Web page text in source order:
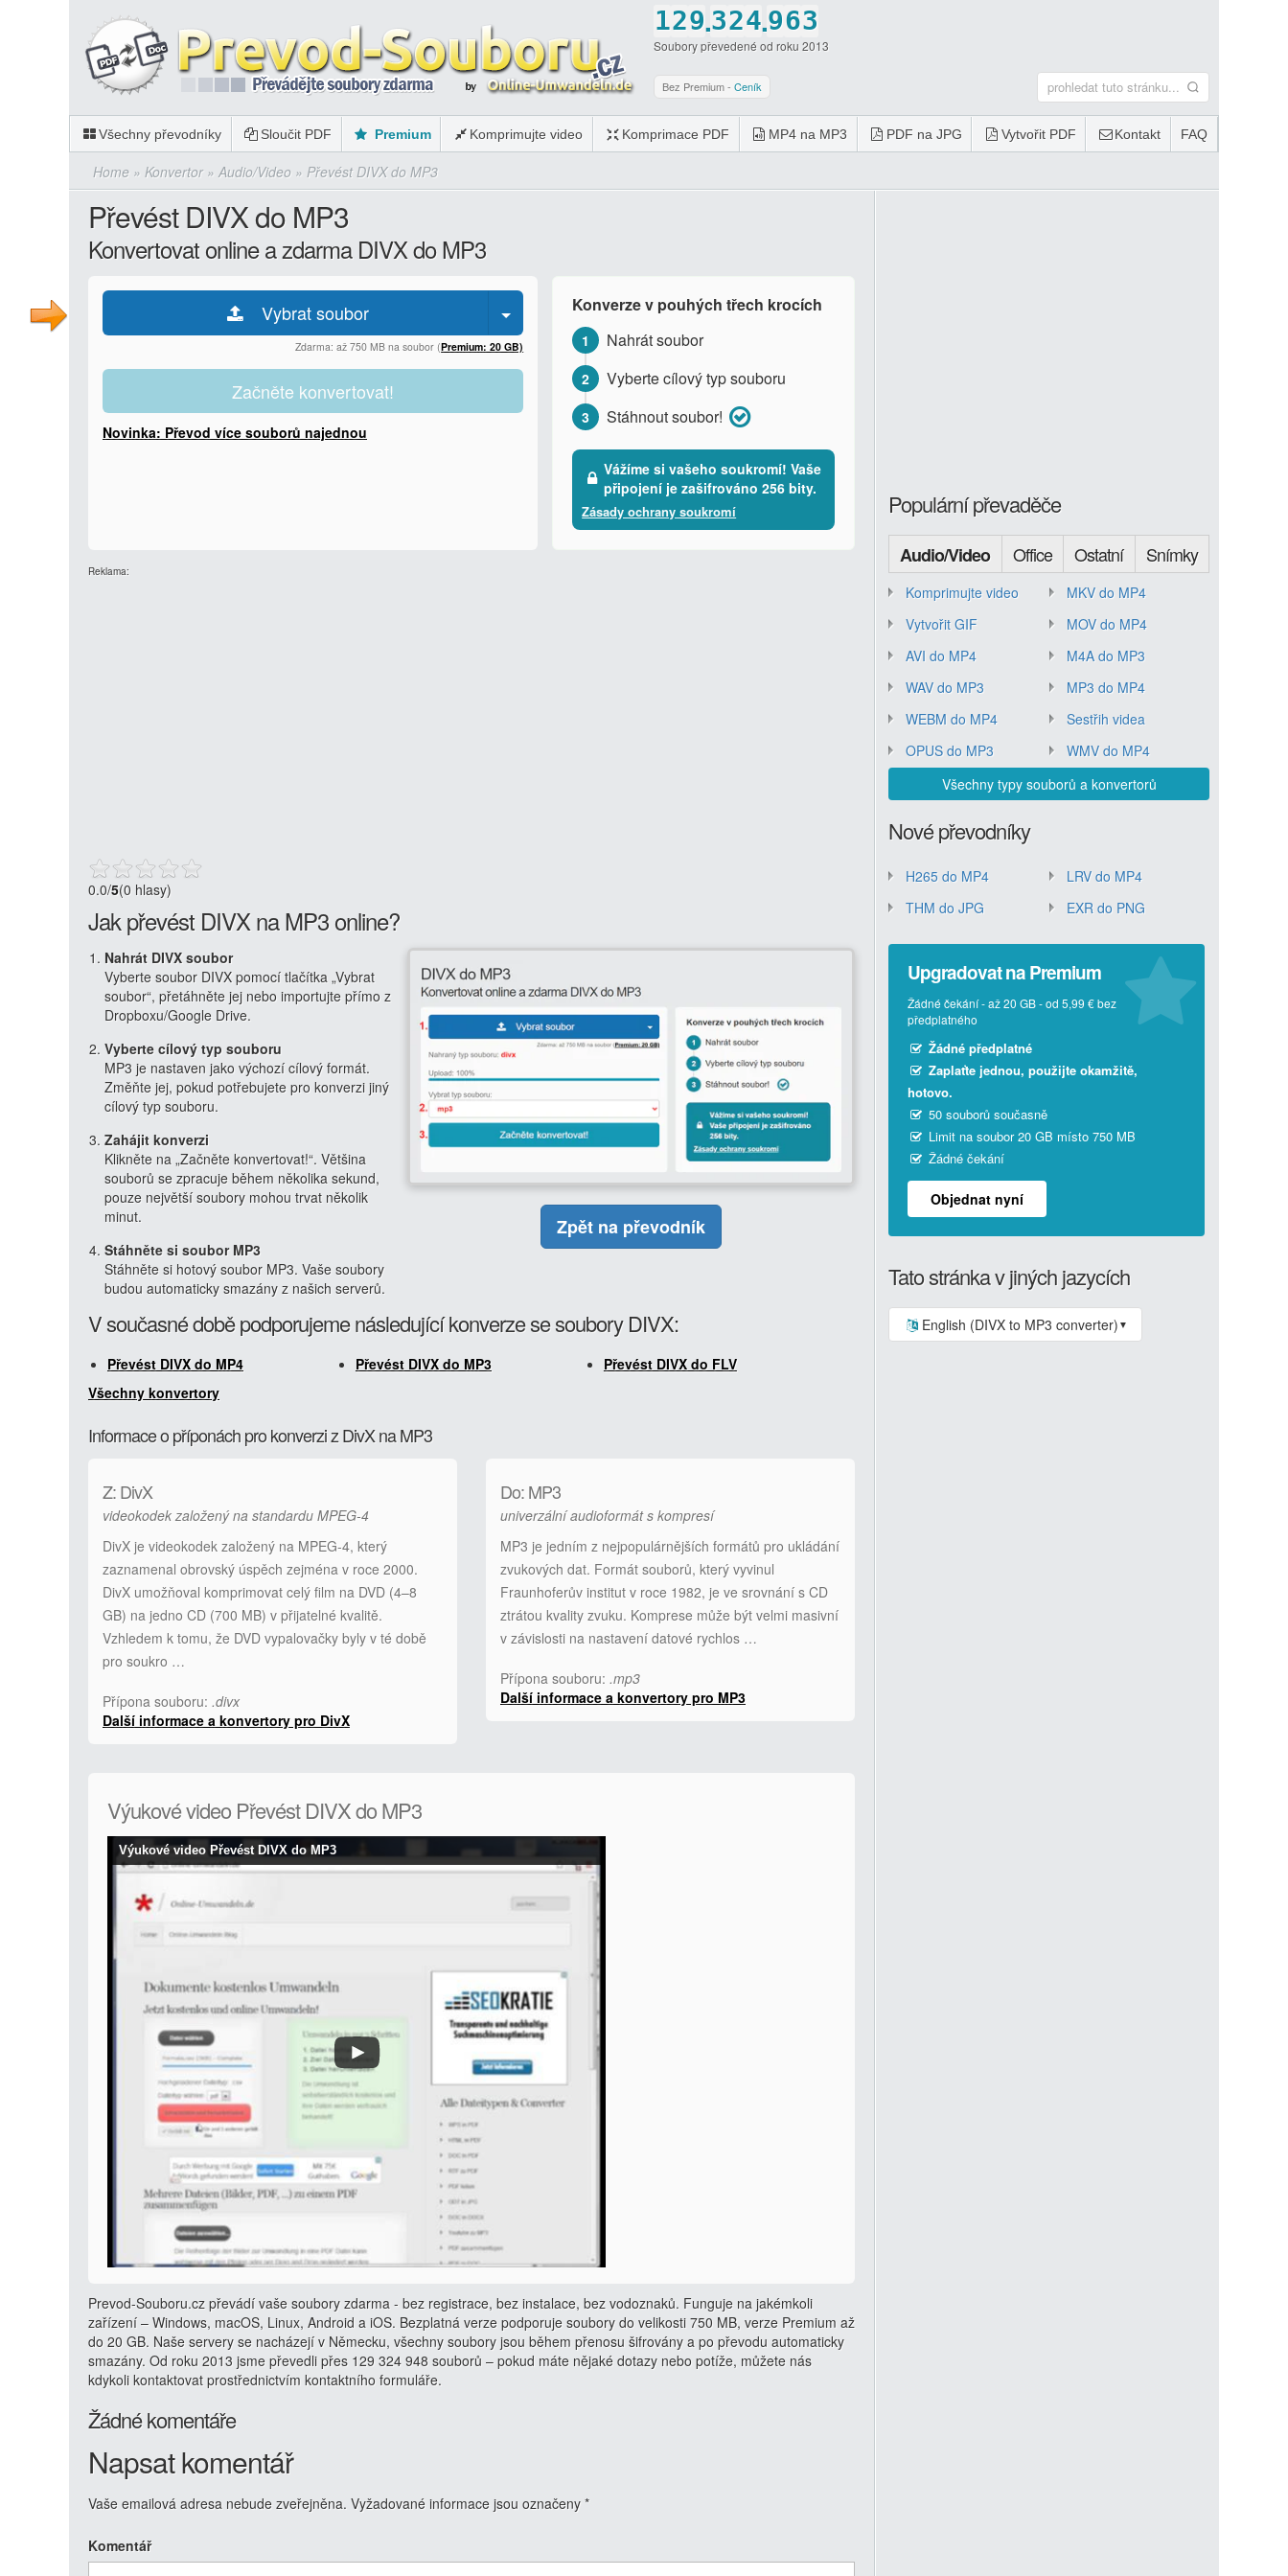
1
2
3
4
5
6
0
2
3
4
5
6
7
9
0
.3
4
5
6
7
8
2
3
4
5
6
7
4
5
6
7
8
9
.9
0
6
7
9
0
3
4
6
7
8
Soubory převedené od roku 2013
Bez Premium - Ceník
Všechny převodníky Sloučit PDF Premium Komprimujte video Komprimace PDF MP4 na MP3 PDF na JPG Vytvořit PDF Kontakt FAQ
Home » Konvertor» Audio/Video » Převést DIVX do MP3
Převést DIVX do MP3
Konvertovat online a zdarma DIVX do MP3
Vybrat soubor
Zdarma: až 750 MB na soubor (Premium: 20 GB)
Začněte konvertovat!
Novinka: Převod více souborů najednou
Konverze v pouhých třech krocích
1 Nahrát soubor
2 Vyberte cílový typ souboru
3 Stáhnout soubor!
Vážíme si vašeho soukromí! Vaše
připojení je zašifrováno 256 bity.
Zásady ochrany soukromí
Reklama:
0.0/5(0 hlasy)
Jak převést DIVX na MP3 online?
Nahrát DIVX soubor
Vyberte soubor DIVX pomocí tlačítka „Vybrat
soubor“, přetáhněte jej nebo importujte přímo z
Dropboxu/Google Drive.
Vyberte cílový typ souboru
MP3 je nastaven jako výchozí cílový formát.
Změňte jej, pokud potřebujete pro konverzi jiný
cílový typ souboru.
Zahájit konverzi
Klikněte na „Začněte konvertovat!“. Většina
souborů se zpracuje během několika sekund,
pouze největší soubory mohou trvat několik
minut.
Stáhněte si soubor MP3
Stáhněte si hotový soubor MP3. Vaše soubory
budou automaticky smazány z našich serverů.
Zpět na převodník
V současné době podporujeme následující konverze se soubory DIVX:
Převést DIVX do MP4 Převést DIVX do MP3
Převést DIVX do FLV
Všechny konvertory
Informace o příponách pro konverzi z DivX na MP3
Z: DivX
videokodek založený na standardu MPEG-4
DivX je videokodek založený na MPEG-4, který
zaznamenal obrovský úspěch zejména v roce 2000.
DivX umožňoval komprimovat celý film na DVD (4–8
GB) na jedno CD (700 MB) v přijatelné kvalitě.
Vzhledem k tomu, že DVD vypalovačky byly v té době
pro soukro …
Přípona souboru: .divx
Další informace a konvertory pro DivX
Do: MP3
univerzální audioformát s kompresí
MP3 je jedním z nejpopulárnějších formátů pro ukládání
zvukových dat. Formát souborů, který vyvinul
Fraunhoferův institut v roce 1982, je ve srovnání s CD
ztrátou kvality zvuku. Komprese může být velmi masivní
v závislosti na nastavení datové rychlos …
Přípona souboru: .mp3
Další informace a konvertory pro MP3
Výukové video Převést DIVX do MP3
Výukové video Převést DIVX do MP3
Prevod-Souboru.cz převádí vaše soubory zdarma - bez registrace, bez instalace, bez vodoznaků. Funguje na jakémkoli
zařízení – Windows, macOS, Linux, Android a iOS. Bezplatná verze podporuje soubory do velikosti 750 MB, verze Premium až
do 20 GB. Naše servery se nacházejí v Německu, všechny soubory jsou během přenosu šifrovány a po převodu automaticky
smazány. Od roku 2013 jsme převedli přes 129 324 948 souborů – pokud máte nějaké dotazy nebo potíže, můžete nás
kdykoli kontaktovat prostřednictvím kontaktního formuláře.
Žádné komentáře
Napsat komentář
Vaše emailová adresa nebude zveřejněna. Vyžadované informace jsou označeny *
Komentář
Populární převaděče
Audio/Video Office Ostatní Snímky
Komprimujte video
MKV do MP4
Vytvořit GIF
MOV do MP4
AVI do MP4
M4A do MP3
WAV do MP3
MP3 do MP4
WEBM do MP4
Sestřih videa
OPUS do MP3
WMV do MP4
Všechny typy souborů a konvertorů
Nové převodníky
H265 do MP4
LRV do MP4
THM do JPG
EXR do PNG
Upgradovat na Premium
Žádné čekání - až 20 GB - od 5,99 € bez
předplatného
Žádné předplatné
Zaplaťte jednou, použijte okamžitě,
hotovo.
50 souborů současně
Limit na soubor 20 GB místo 750 MB
Žádné čekání
Objednat nyní
Tato stránka v jiných jazycích
English (DIVX to MP3 converter) ▼